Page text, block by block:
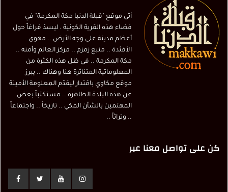
أتى موقع "قبلة الدنيا مكة المكرمة" في
فضاء هذه القرية الكونية ، ليسدّ فراغاً حول
أعظم مدينة على وجه الأرض .. مهوى
الأفئدة .. منبع زمزم .. مركز العالم وأمنه ..
مكة المكرمة .. في ظل هذه الكثرة من
المعلوماتية المتناثرة هنا وهناك .. يبرز
موقع مكاوي باقتدار ليقدّم المعلومة الأمينة
عن هذه البلدة الطاهرة .. مستكتباً بعض
المهتمين بالشأن المكي .. تاريخاً .. واجتماعاً
.. وتراثاً ..
كن على تواصل معنا عبر